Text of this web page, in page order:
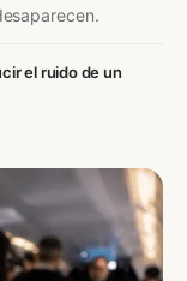
el ruido de un